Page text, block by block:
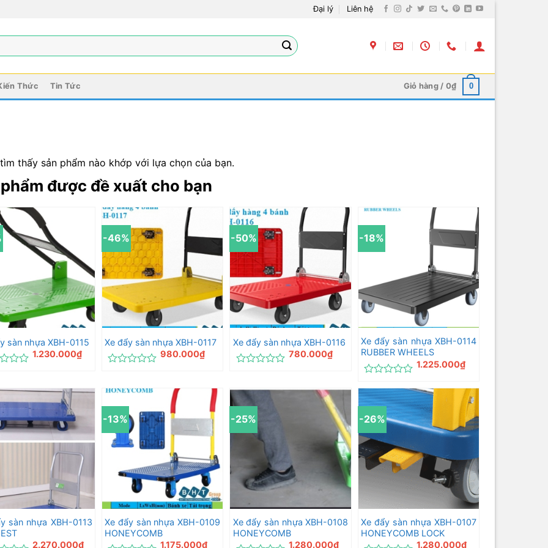
Đại lý Liên hệ
Thức Tin Tức Giỏ hàng / 0₫ 0
thấy sản phẩm nào khớp với lựa chọn của bạn.
được đề xuất cho bạn
sàn nhựa XBH-0115
1.230.000₫
-46%
Xe đẩy sàn nhựa XBH-0117
hạng
sao
980.000₫
-50%
Xe đẩy sàn nhựa XBH-0116
hạng
0
sao
780.000₫
-18%
Xe đẩy sàn nhựa XBH-0114
RUBBER WHEELS
xếp
hạng
5
sao
1.225.000₫
sàn nhựa XBH-0113
2.270.000₫
-13%
Xe đẩy sàn nhựa XBH-0109
HONEYCOMB
1.175.000₫
-25%
Xe đẩy sàn nhựa XBH-0108
HONEYCOMB
1.280.000₫
-26%
Xe đẩy sàn nhựa XBH-0107
HONEYCOMB LOCK
1.280.000₫